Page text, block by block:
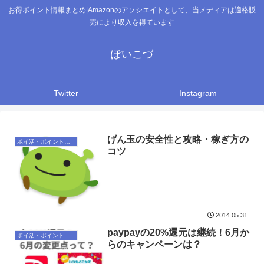
お得ポイント情報まとめ|Amazonのアソシエイトとして、当メディアは適格販
売により収入を得ています
ぽいこづ
Twitter Instagram
げん玉の安全性と攻略・稼ぎ方の
コツ
2014.05.31
paypayの20%還元は継続！ 6月か
らのキャンペーンは？